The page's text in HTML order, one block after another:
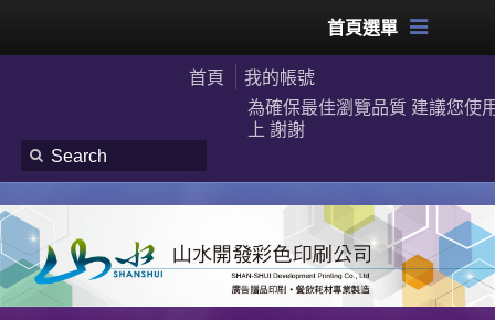
首頁選單
首頁
我的帳號
為確保最佳瀏覽品質 建議您使
上 謝謝